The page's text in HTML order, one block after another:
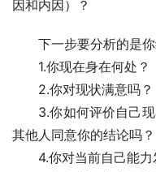
因和内因）？
下一步要分析的是你
1.你现在身在何处？
2.你对现状满意吗？
3.你如何评价自己现
其他人同意你的结论吗？
4.你对当前自己能力